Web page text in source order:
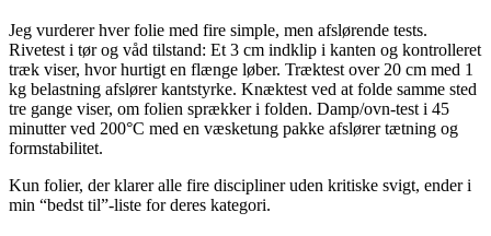
Jeg vurderer hver folie med fire simple, men afslørende tests.
Rivetest i tør og våd tilstand: Et 3 cm indklip i kanten og kontrolleret
træk viser, hvor hurtigt en flænge løber. Træktest over 20 cm med 1
kg belastning afslører kantstyrke. Knæktest ved at folde samme sted
tre gange viser, om folien sprækker i folden. Damp/ovn‑test i 45
minutter ved 200°C med en væsketung pakke afslører tætning og
formstabilitet.
Kun folier, der klarer alle fire discipliner uden kritiske svigt, ender i
min “bedst til”‑liste for deres kategori.